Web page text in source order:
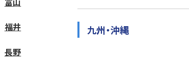
福井
長野
九州・沖縄